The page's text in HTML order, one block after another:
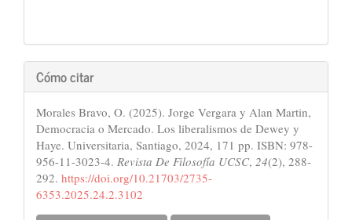
Cómo citar
Morales Bravo, O. (2025). Jorge Vergara y Alan Martin,
Democracia o Mercado. Los liberalismos de Dewey y
Haye. Universitaria, Santiago, 2024, 171 pp. ISBN: 978-
956-11-3023-4. Revista De Filosofía UCSC, 24(2), 288-
292. https://doi.org/10.21703/2735-
6353.2025.24.2.3102